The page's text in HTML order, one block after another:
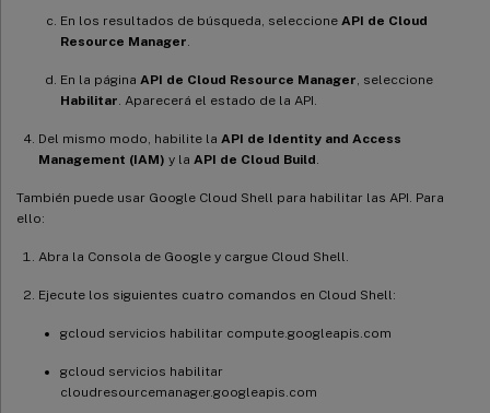
En los resultados de búsqueda, seleccione API de Cloud
Resource Manager
En la página API de Cloud Resource Manager , seleccione
Habilitar . Aparecerá el estado de la API.
Del mismo modo, habilite la API de Identity and Access
Management (IAM) y la API de Cloud Build
También puede usar Google Cloud Shell para habilitar las API. Para
ello:
Abra la Consola de Google y cargue Cloud Shell.
Ejecute los siguientes cuatro comandos en Cloud Shell:
gcloud servicios habilitar compute.googleapis.com
gcloud servicios habilitar
cloudresourcemanager.googleapis.com